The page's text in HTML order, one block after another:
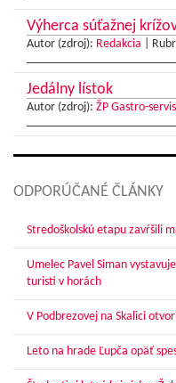
Výherca súťažnej
Autor (zdroj): Redakcia
Jedálny lístok
Autor (zdroj): ŽP Gastro-
ODPORÚČANÉ ČLÁNKY
Stredoškolskú etapu zavŕšili
Umelec Pavel Siman
turisti v horách
V Podbrezovej na Skalici
Leto na hrade Ľupča opäť